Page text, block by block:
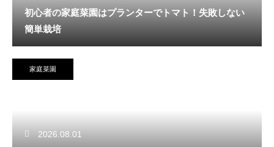
初心者の家庭菜園はプランターでトマト！失敗しない
簡単栽培
家庭菜園
2026.08.01